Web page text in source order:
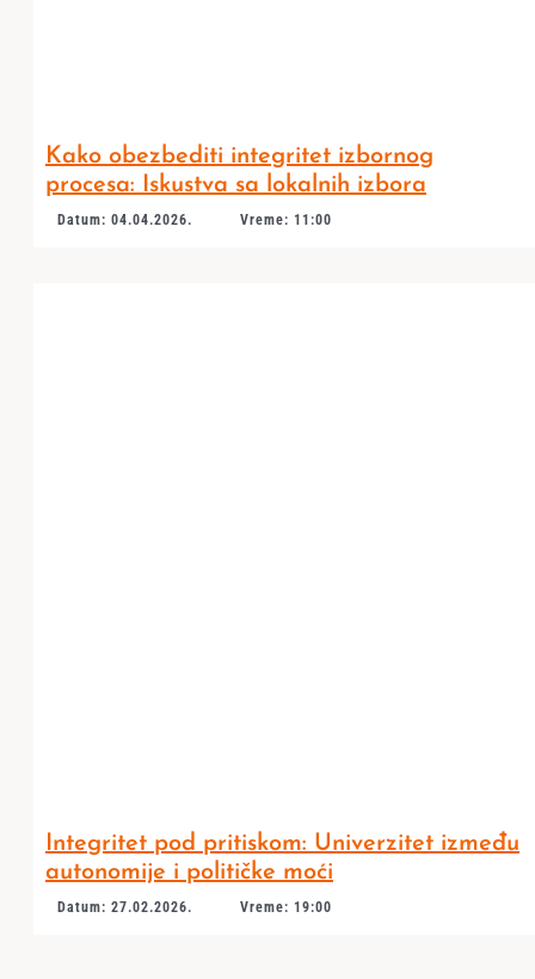
Kako obezbediti integritet izbornog
procesa: Iskustva sa lokalnih izbora
Datum: 04.04.2026. Vreme: 11:00
Integritet pod pritiskom: Univerzitet između
autonomije i političke moći
Datum: 27.02.2026. Vreme: 19:00